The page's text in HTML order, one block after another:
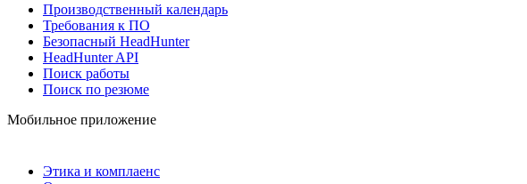
Производственный календарь
Требования к ПО
Безопасный HeadHunter
HeadHunter API
Поиск работы
Поиск по резюме
Мобильное приложение
Этика и комплаенс